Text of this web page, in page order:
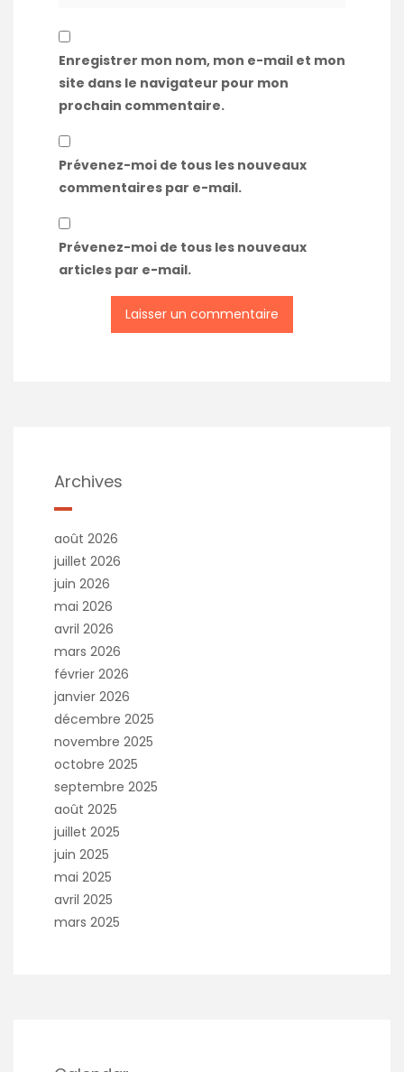
Enregistrer mon nom, mon e-mail et mon
site dans le navigateur pour mon
prochain commentaire.
Prévenez-moi de tous les nouveaux
commentaires par e-mail.
Prévenez-moi de tous les nouveaux
articles par e-mail.
Archives
août 2026
juillet 2026
juin 2026
mai 2026
avril 2026
mars 2026
février 2026
janvier 2026
décembre 2025
novembre 2025
octobre 2025
septembre 2025
août 2025
juillet 2025
juin 2025
mai 2025
avril 2025
mars 2025